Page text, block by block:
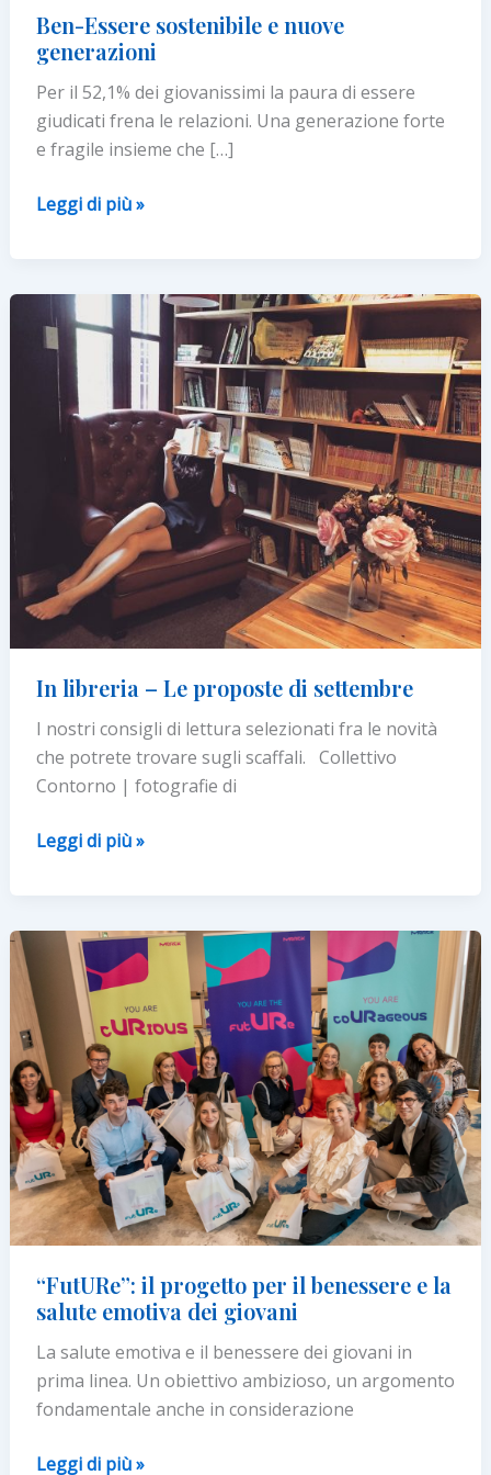
Ben-Essere sostenibile e nuove
generazioni
Per il 52,1% dei giovanissimi la paura di essere
giudicati frena le relazioni. Una generazione forte
e fragile insieme che […]
Ben-
e
nuove
generazioni
Leggi di più »
In libreria – Le proposte di settembre
I nostri consigli di lettura selezionati fra le novità
che potrete trovare sugli scaffali. Collettivo
Contorno | fotografie di
In
Le
proposte
settembre
Leggi di più »
“FutURe”: il progetto per il benessere e la
salute emotiva dei giovani
La salute emotiva e il benessere dei giovani in
prima linea. Un obiettivo ambizioso, un argomento
fondamentale anche in considerazione
“FutURe”:
Leggi di più »